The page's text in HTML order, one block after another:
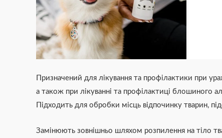
Призначений для лікування та профілактики при
а також при лікуванні та профілактиці блошиного
Підходить для обробки місць відпочинку тварин,
Замінюють зовнішньо шляхом розпилення на тіло